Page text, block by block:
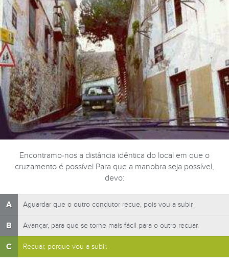
Encontramo-nos a distância idêntica do local em que o
cruzamento é possível Para que a manobra seja possível,
devo:
A Aguardar que o outro condutor recue, pois vou a subir.
B Avançar, para que se torne mais fácil para o outro recuar.
C Recuar, porque vou a subir.